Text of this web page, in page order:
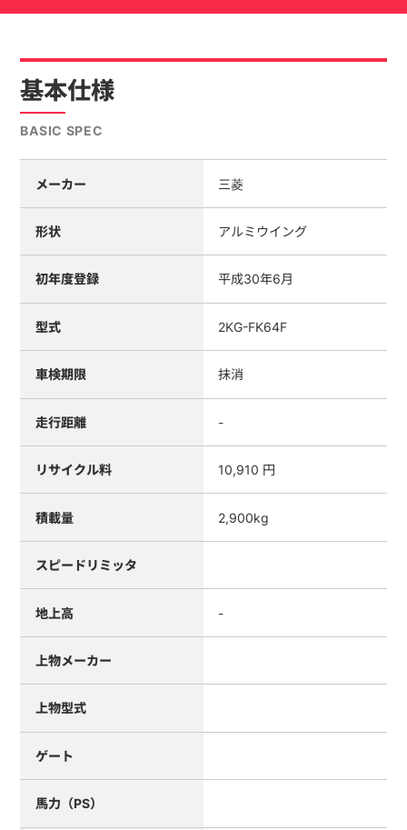
基本仕様
BASIC SPEC
メーカー 三菱
形状 アルミウイング
初年度登録 平成30年6月
型式 2KG-FK64F
車検期限 抹消
走行距離 -
リサイクル料 10,910 円
積載量 2,900kg
スピードリミッタ
地上高 -
上物メーカー
上物型式
ゲート
馬力（PS）